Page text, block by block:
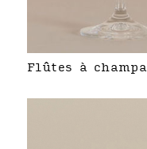
Flûtes à